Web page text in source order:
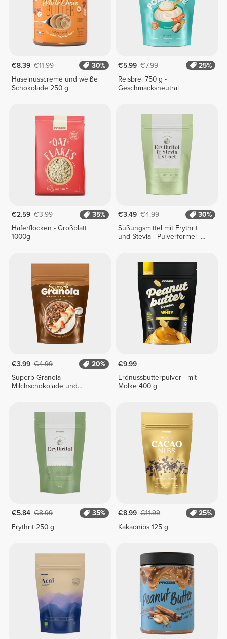
€8.39 €11.99
30%
Haselnusscreme und weiße
Schokolade 250 g
€5.99 €7.99
25%
Reisbrei 750 g -
Geschmacksneutral
€2.59 €3.99
35%
Haferflocken - Großblatt
1000g
€3.49 €4.99
30%
Süßungsmittel mit Erythrit
und Stevia - Pulverformel -
€3.99 €4.99
20%
Superb Granola -
Milchschokolade und
€9.99
Erdnussbutterpulver - mit
Molke 400 g
€5.84 €8.99
35%
Erythrit 250 g
€8.99 €11.99
25%
Kakaonibs 125 g